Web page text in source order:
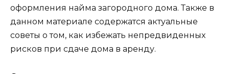
оформления найма загородного дома. Также в
данном материале содержатся актуальные
советы о том, как избежать непредвиденных
рисков при сдаче дома в аренду.